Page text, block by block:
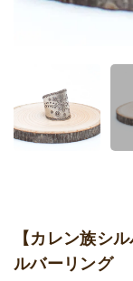
【カレン族シ
ルバーリング